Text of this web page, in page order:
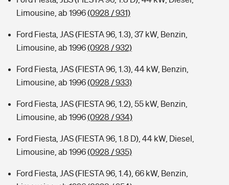
Limousine, ab 1996(0928 / 931)
Ford Fiesta, JAS (FIESTA 96, 1.3), 37 kW, Benzin,
Limousine, ab 1996(0928 / 932)
Ford Fiesta, JAS (FIESTA 96, 1.3), 44 kW, Benzin,
Limousine, ab 1996(0928 / 933)
Ford Fiesta, JAS (FIESTA 96, 1.2), 55 kW, Benzin,
Limousine, ab 1996(0928 / 934)
Ford Fiesta, JAS (FIESTA 96, 1.8 D), 44 kW, Diesel,
Limousine, ab 1996(0928 / 935)
Ford Fiesta, JAS (FIESTA 96, 1.4), 66 kW, Benzin,